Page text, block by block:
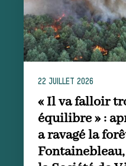
de
22 JUILLET 2026
« Il va falloir
équilibre » :
a ravagé la